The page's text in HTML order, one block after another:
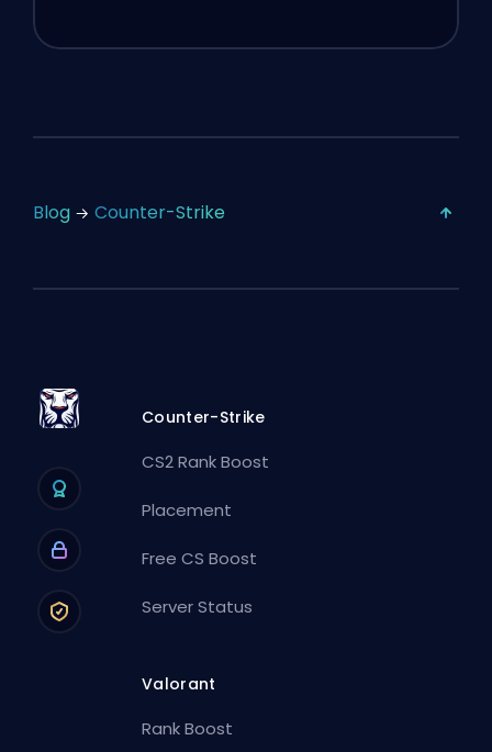
Blog Counter-Strike
Counter-Strike
CS2 Rank Boost
Placement
Free CS Boost
Server Status
Valorant
Rank Boost